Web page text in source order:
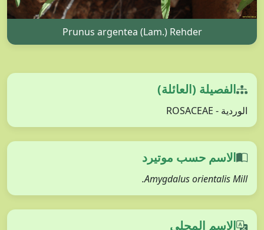
الفصيلة (العائلة)
الوردية - ROSACEAE
الاسم حسب موتيرد
Amygdalus orientalis Mill.
الاسم المحلي
Prunus argentea (Lam.) Rehder